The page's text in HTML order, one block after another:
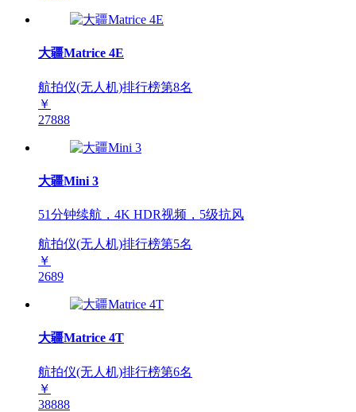
大疆Matrice 4E
航拍仪(无人机)排行榜第8名
￥
27888
大疆Mini 3
51分钟续航，4K HDR视频，5级抗风
航拍仪(无人机)排行榜第5名
￥
2689
大疆Matrice 4T
航拍仪(无人机)排行榜第6名
￥
38888